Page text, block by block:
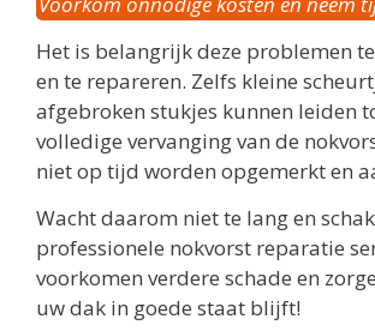
Het is belangrijk deze problemen
en te repareren. Zelfs kleine
afgebroken stukjes kunnen leiden
volledige vervanging van de
niet op tijd worden opgemerkt en
Wacht daarom niet te lang en
professionele nokvorst reparatie
voorkomen verdere schade en
uw dak in goede staat blijft!